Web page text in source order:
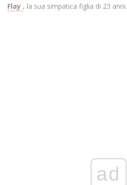
Flay , la sua simpatica figlia di 23 anni.
ad